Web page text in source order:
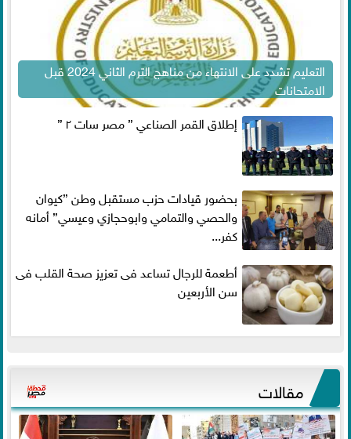
التعليم تشدد على الانتهاء من مناهج الترم الثاني 2024 قبل
الامتحانات
إطلاق القمر الصناعي ” مصر سات ٢ ”
بحضور قيادات حزب مستقبل وطن ”كيوان
والحصي والتمامي وابوحجازي وعيسي” أمانه
كفر...
أطعمة للرجال تساعد فى تعزيز صحة القلب فى
سن الأربعين
مقالات